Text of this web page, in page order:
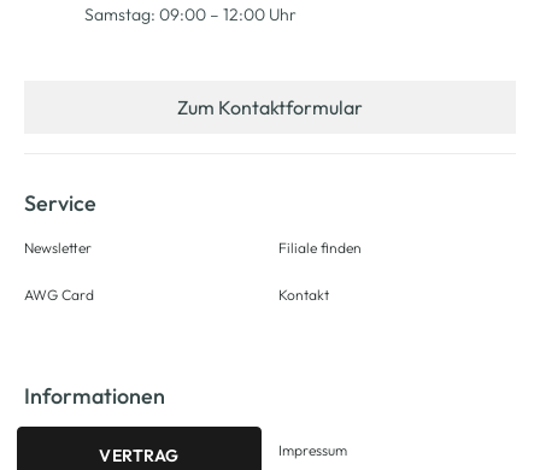
Samstag: 09:00 – 12:00 Uhr
Zum Kontaktformular
Service
Newsletter
AWG Card
Filiale finden
Kontakt
Informationen
VERTRAG
Impressum